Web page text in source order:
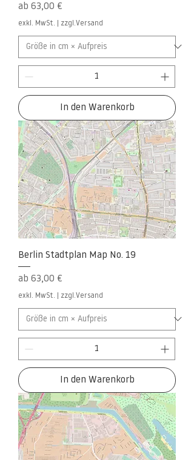
ab 63,00 €
Sale-Preis
exkl. MwSt. zzgl.Versand
In den Warenkorb
Berlin Stadtplan Map No. 19
ab 63,00 €
Sale-Preis
exkl. MwSt. zzgl.Versand
In den Warenkorb